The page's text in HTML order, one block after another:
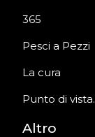
365
Pesci a Pezzi
La cura
Punto di vista.
Altro